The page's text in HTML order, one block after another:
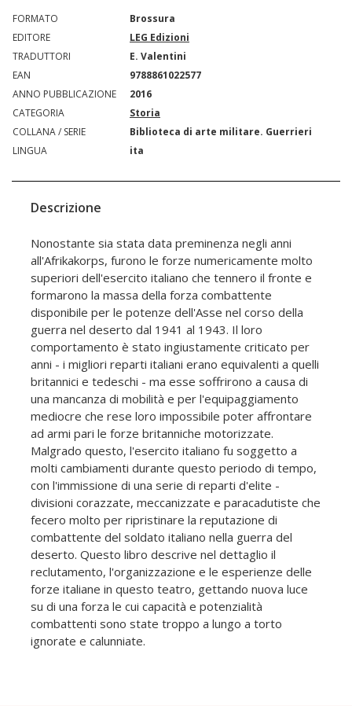
FORMATO
Brossura
EDITORE
LEG Edizioni
TRADUTTORI
E. Valentini
EAN
9788861022577
ANNO PUBBLICAZIONE
2016
CATEGORIA
Storia
COLLANA / SERIE
Biblioteca di arte militare. Guerrieri
LINGUA
ita
Descrizione
Nonostante sia stata data preminenza negli anni
all'Afrikakorps, furono le forze numericamente molto
superiori dell'esercito italiano che tennero il fronte e
formarono la massa della forza combattente
disponibile per le potenze dell'Asse nel corso della
guerra nel deserto dal 1941 al 1943. Il loro
comportamento è stato ingiustamente criticato per
anni - i migliori reparti italiani erano equivalenti a quelli
britannici e tedeschi - ma esse soffrirono a causa di
una mancanza di mobilità e per l'equipaggiamento
mediocre che rese loro impossibile poter affrontare
ad armi pari le forze britanniche motorizzate.
Malgrado questo, l'esercito italiano fu soggetto a
molti cambiamenti durante questo periodo di tempo,
con l'immissione di una serie di reparti d'elite -
divisioni corazzate, meccanizzate e paracadutiste che
fecero molto per ripristinare la reputazione di
combattente del soldato italiano nella guerra del
deserto. Questo libro descrive nel dettaglio il
reclutamento, l'organizzazione e le esperienze delle
forze italiane in questo teatro, gettando nuova luce
su di una forza le cui capacità e potenzialità
combattenti sono state troppo a lungo a torto
ignorate e calunniate.